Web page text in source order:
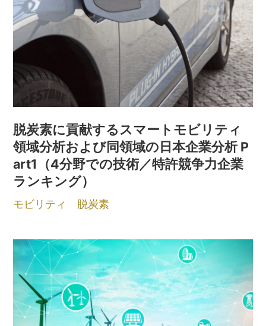
脱炭素に貢献するスマートモビリティ
領域分析および同領域の日本企業分析 P
art1（4分野での技術／特許競争力企業
ランキング）
モビリティ 脱炭素